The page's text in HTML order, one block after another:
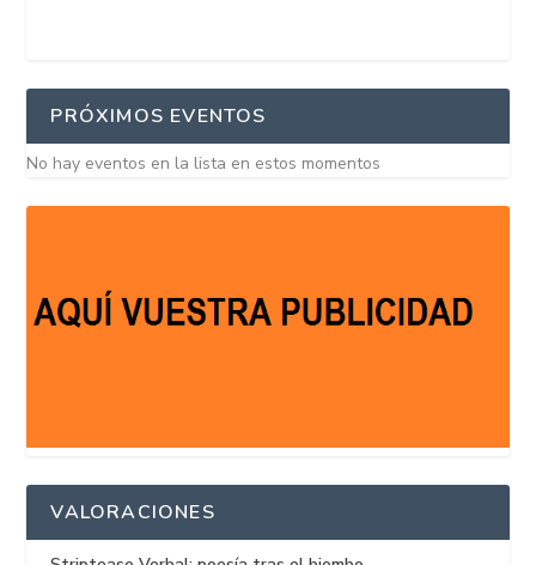
PRÓXIMOS EVENTOS
No hay eventos en la lista en estos momentos
VALORACIONES